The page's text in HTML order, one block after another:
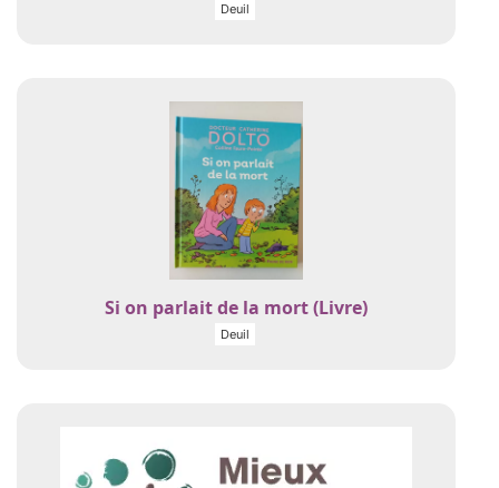
Deuil
Si on parlait de la mort (Livre)
Deuil